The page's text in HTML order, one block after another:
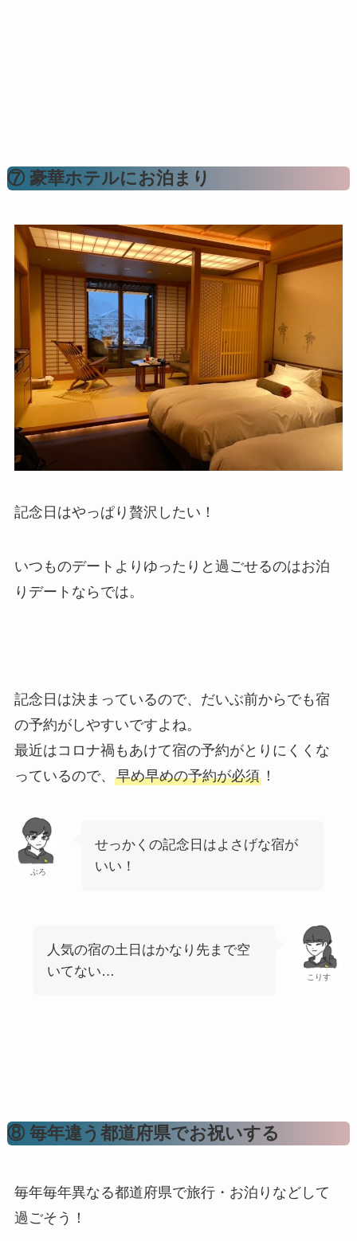
⑦ 豪華ホテルにお泊まり
記念日はやっぱり贅沢したい！
いつものデートよりゆったりと過ごせるのはお泊
りデートならでは。
記念日は決まっているので、だいぶ前からでも宿
の予約がしやすいですよね。
最近はコロナ禍もあけて宿の予約がとりにくくな
っているので、 早め早めの予約が必須！
ぶろ
せっかくの記念日はよさげな宿が
いい！
こりす
人気の宿の土日はかなり先まで空
いてない…
⑧ 毎年違う都道府県でお祝いする
毎年毎年異なる都道府県で旅行・お泊りなどして
過ごそう！